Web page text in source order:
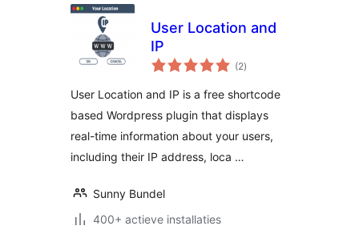
User Location and
IP
(2totaal
waarderingen
)
User Location and IP is a free shortcode
based Wordpress plugin that displays
real-time information about your users,
including their IP address, loca …
Sunny Bundel
400+ actieve installaties